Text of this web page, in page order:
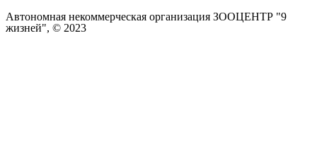
Автономная некоммерческая организация ЗООЦЕНТР "9
жизней", © 2023